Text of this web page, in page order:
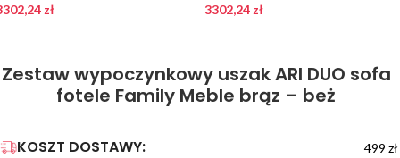
zł 3302,24 zł
Zestaw wypoczynkowy uszak ARI DUO sofa
fotele Family Meble brąz – beż
KOSZT DOSTAWY: 499 zł